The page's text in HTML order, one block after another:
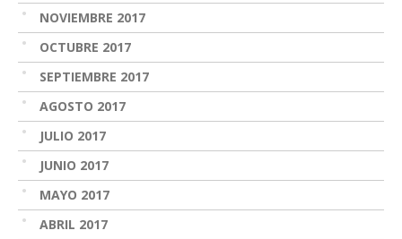
NOVIEMBRE 2017
OCTUBRE 2017
SEPTIEMBRE 2017
AGOSTO 2017
JULIO 2017
JUNIO 2017
MAYO 2017
ABRIL 2017